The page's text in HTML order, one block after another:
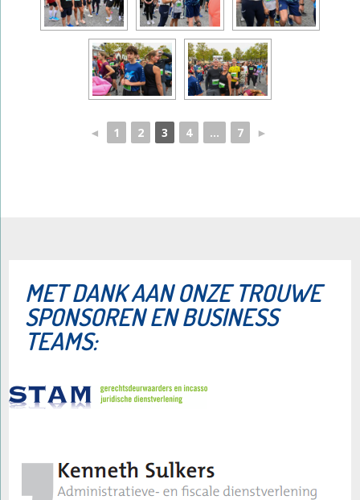
◄ 1 2 3 4 ... 7 ►
​MET DANK AAN ONZE TROUWE
SPONSOREN EN BUSINESS
TEAMS: